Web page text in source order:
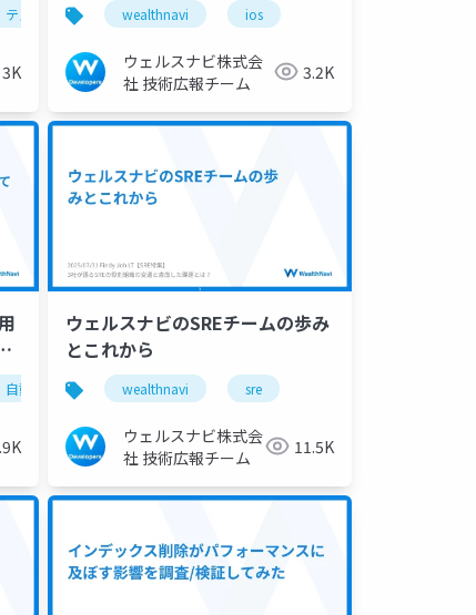
テスト
3K
wealthnavi ios
ウェルスナビ株式会
社 技術広報チーム
3.2K
自動テスト
ウェルスナビのSREチームの歩み
とこれから
wealthnavi sre
ウェルスナビ株式会
社 技術広報チーム
11.5K